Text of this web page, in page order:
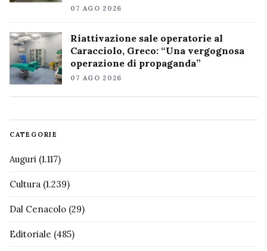
07 AGO 2026
Riattivazione sale operatorie al
Caracciolo, Greco: “Una vergognosa
operazione di propaganda”
07 AGO 2026
CATEGORIE
Auguri (1.117)
Cultura (1.239)
Dal Cenacolo (29)
Editoriale (485)